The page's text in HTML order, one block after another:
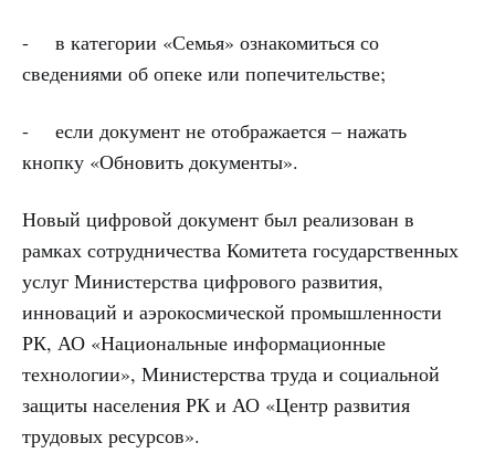
- в категории «Семья» ознакомиться со
сведениями об опеке или попечительстве;
- если документ не отображается – нажать
кнопку «Обновить документы».
Новый цифровой документ был реализован в
рамках сотрудничества Комитета государственных
услуг Министерства цифрового развития,
инноваций и аэрокосмической промышленности
РК, АО «Национальные информационные
технологии», Министерства труда и социальной
защиты населения РК и АО «Центр развития
трудовых ресурсов».